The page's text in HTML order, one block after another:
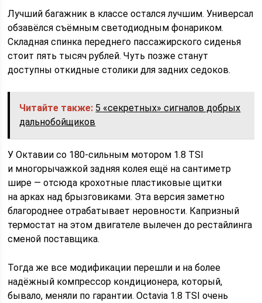
Лучший багажник в классе остался лучшим. Универсал
обзавёлся съёмным светодиодным фонариком.
Складная спинка переднего пассажирского сиденья
стоит пять тысяч рублей. Чуть позже станут
доступны откидные столики для задних седоков.
Читайте также: 5 «секретных» сигналов добрых
дальнобойщиков
У Октавии со 180-сильным мотором 1.8 TSI
и многорычажкой задняя колея ещё на сантиметр
шире — отсюда крохотные пластиковые щитки
на арках над брызговиками. Эта версия заметно
благороднее отрабатывает неровности. Капризный
термостат на этом двигателе вылечен до рестайлинга
сменой поставщика.
Тогда же все модификации перешли и на более
надёжный компрессор кондиционера, который,
бывало, меняли по гарантии. Octavia 1.8 TSI очень